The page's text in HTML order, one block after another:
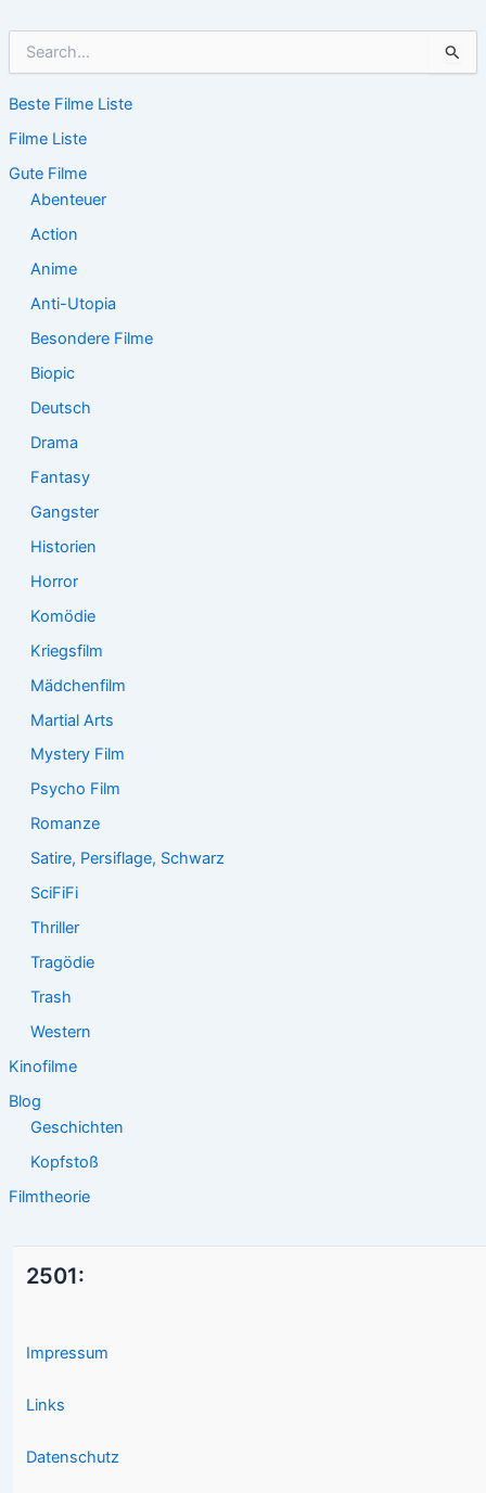
h
n
n
Beste Filme Liste
Filme Liste
Gute Filme
Abenteuer
Action
Anime
Anti-Utopia
Besondere Filme
Biopic
Deutsch
Drama
Fantasy
Gangster
Historien
Horror
Komödie
Kriegsfilm
Mädchenfilm
Martial Arts
Mystery Film
Psycho Film
Romanze
Satire, Persiflage, Schwarz
SciFiFi
Thriller
Tragödie
Trash
Western
Kinofilme
Blog
Geschichten
Kopfstoß
Filmtheorie
2501:
Impressum
Links
Datenschutz